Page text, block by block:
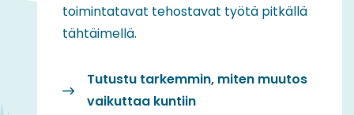
toimintatavat tehostavat työtä pitkällä
tähtäimellä.
Tutustu tarkemmin, miten muutos
vaikuttaa kuntiin